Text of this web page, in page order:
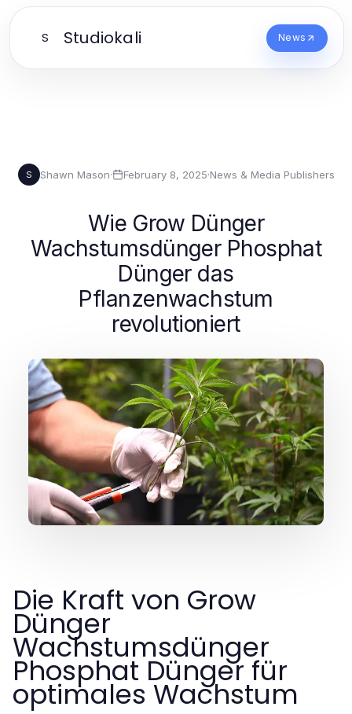
S Studiokali News
S Shawn Mason· February 8, 2025·News & Media Publishers
Wie Grow Dünger
Wachstumsdünger Phosphat
Dünger das
Pflanzenwachstum
revolutioniert
Die Kraft von Grow
Dünger
Wachstumsdünger
Phosphat Dünger für
optimales Wachstum